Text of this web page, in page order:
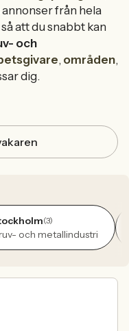
annonser från hela
att du snabbt kan
och
, områden,
dig.
(3)
och metallindustri